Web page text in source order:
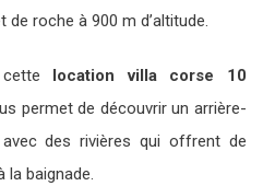
de roche à 900 m d’altitude.
cette
location villa corse 10
permet de découvrir un arrière-
des rivières qui offrent de
la baignade.